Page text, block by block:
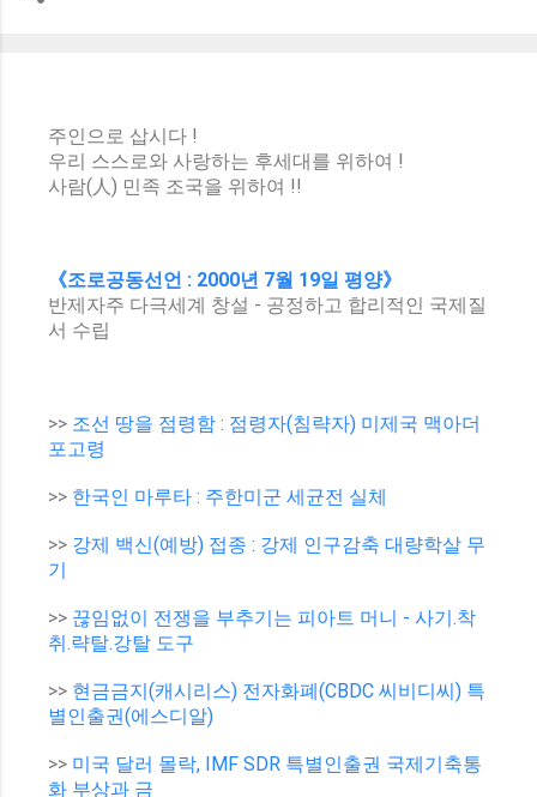
주인으로 삽시다 !
우리 스스로와 사랑하는 후세대를 위하여 !
사람(人) 민족 조국을 위하여 !!
《조로공동선언 : 2000년 7월 19일 평양》
반제자주 다극세계 창설 - 공정하고 합리적인 국제질
서 수립
>> 조선 땅을 점령함 : 점령자(침략자) 미제국 맥아더
포고령
>> 한국인 마루타 : 주한미군 세균전 실체
>> 강제 백신(예방) 접종 : 강제 인구감축 대량학살 무
기
>> 끊임없이 전쟁을 부추기는 피아트 머니 - 사기.착
취.략탈.강탈 도구
>> 현금금지(캐시리스) 전자화폐(CBDC 씨비디씨) 특
별인출권(에스디알)
>> 미국 달러 몰락, IMF SDR 특별인출권 국제기축통
화 부상과 금